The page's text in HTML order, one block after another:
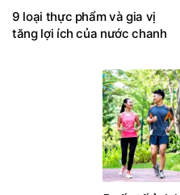
9 loại thực phẩm và gia vị
tăng lợi ích của nước chanh